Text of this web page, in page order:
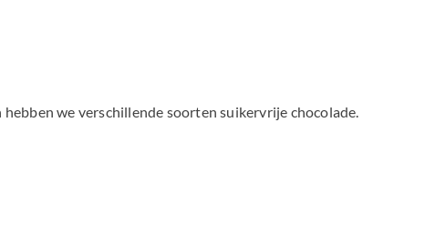
we verschillende soorten suikervrije chocolade.